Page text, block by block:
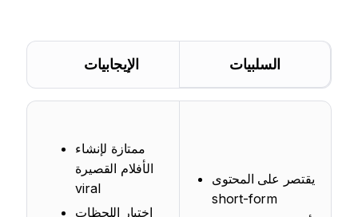
الإيجابيات السلبيات
ممتازة لإنشاء
الأفلام القصيرة
viral
اختيار اللحظات
يقتصر على المحتوى
short-form